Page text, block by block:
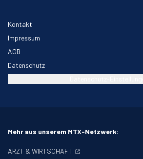
Kontakt
Impressum
AGB
Datenschutz
Mehr aus unserem MTX-Netzwerk:
ARZT & WIRTSCHAFT